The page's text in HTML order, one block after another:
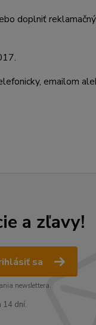
doplniť
emailom
a zľavy!
sa
newslettera.
14 dní.